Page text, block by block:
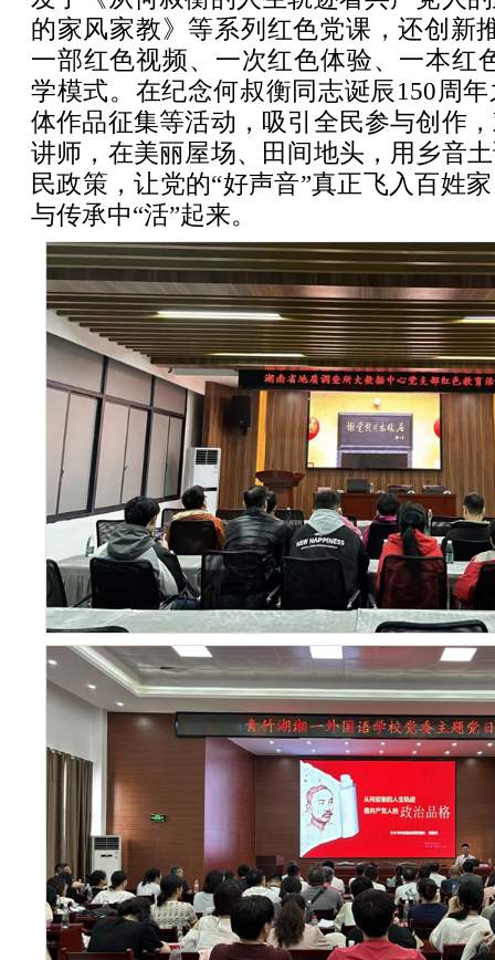
的家风家教》等系列红色党课，还创新
一部红色视频、一次红色体验、一本红
学模式。在纪念何叔衡同志诞辰150周
体作品征集等活动，吸引全民参与创作
讲师，在美丽屋场、田间地头，用乡音
民政策，让党的“好声音”真正飞入百姓
与传承中“活”起来。